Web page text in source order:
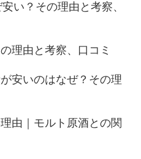
い？その理由と考察、
理由と考察、口コミ
安いのはなぜ？その理
由｜モルト原酒との関